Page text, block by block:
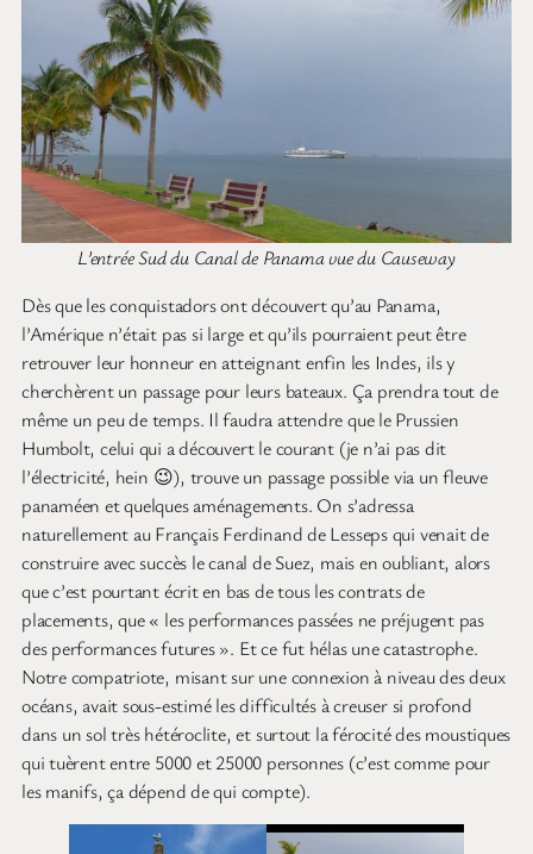
L’entrée Sud du Canal de Panama vue du Causeway
Dès que les conquistadors ont découvert qu’au Panama,
l’Amérique n’était pas si large et qu’ils pourraient peut être
retrouver leur honneur en atteignant enfin les Indes, ils y
cherchèrent un passage pour leurs bateaux. Ça prendra tout de
même un peu de temps. Il faudra attendre que le Prussien
Humbolt, celui qui a découvert le courant (je n’ai pas dit
l’électricité, hein 😉), trouve un passage possible via un fleuve
panaméen et quelques aménagements. On s’adressa
naturellement au Français Ferdinand de Lesseps qui venait de
construire avec succès le canal de Suez, mais en oubliant, alors
que c’est pourtant écrit en bas de tous les contrats de
placements, que « les performances passées ne préjugent pas
des performances futures ». Et ce fut hélas une catastrophe.
Notre compatriote, misant sur une connexion à niveau des deux
océans, avait sous-estimé les difficultés à creuser si profond
dans un sol très hétéroclite, et surtout la férocité des moustiques
qui tuèrent entre 5000 et 25000 personnes (c’est comme pour
les manifs, ça dépend de qui compte).